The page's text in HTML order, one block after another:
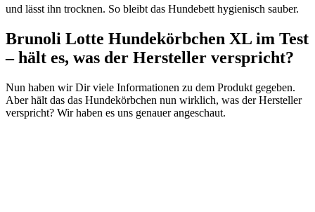
und lässt ihn trocknen. So bleibt das Hundebett hygienisch sauber.
Brunoli Lotte Hundekörbchen XL im Test
– hält es, was der Hersteller verspricht?
Nun haben wir Dir viele Informationen zu dem Produkt gegeben.
Aber hält das das Hundekörbchen nun wirklich, was der Hersteller
verspricht? Wir haben es uns genauer angeschaut.